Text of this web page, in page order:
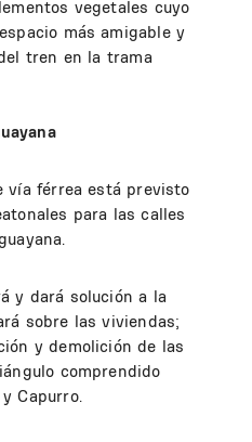
vegetales cuyo
más amigable y
tren en la trama
vía férrea está previsto
para las calles
y dará solución a la
sobre las viviendas;
y demolición de las
comprendido
Capurro.